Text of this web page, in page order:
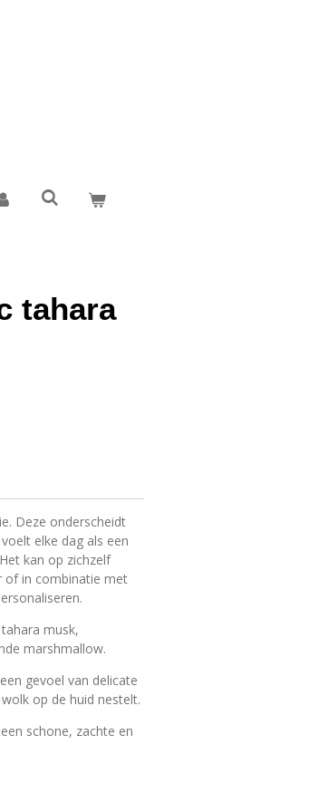
tahara
Deze onderscheidt
elke dag als een
kan op zichzelf
of in combinatie met
musk,
marshmallow.
gevoel van delicate
op de huid nestelt.
schone, zachte en